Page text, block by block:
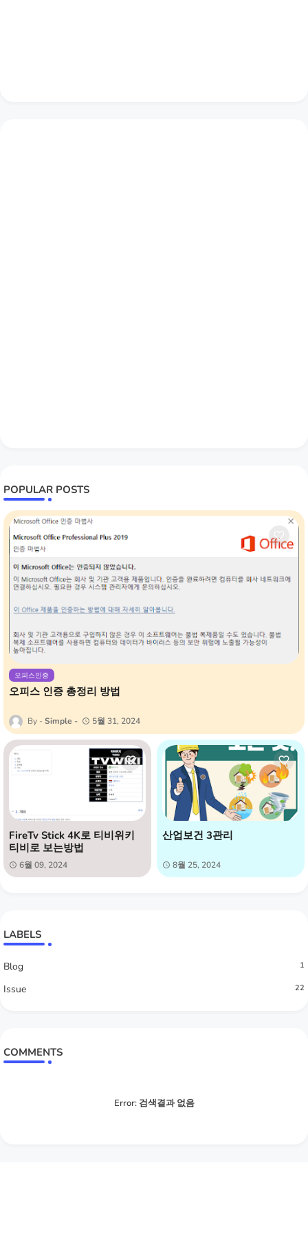
POPULAR POSTS
오피스인증
오피스 인증 총정리 방법
Simple 5월 31, 2024
FireTv Stick 4K로 티비위키
티비로 보는방법
6월 09, 2024
산업보건 3관리
8월 25, 2024
LABELS
Blog 1
Issue 22
COMMENTS
Error:검색결과 없음